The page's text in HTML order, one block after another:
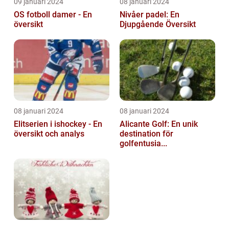
OS fotboll damer - En
översikt
Nivåer padel: En
Djupgående Översikt
08 januari 2024
Elitserien i ishockey - En
översikt och analys
08 januari 2024
Alicante Golf: En unik
destination för
golfentusia...